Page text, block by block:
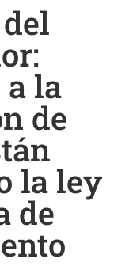
a la
de
la ley
de